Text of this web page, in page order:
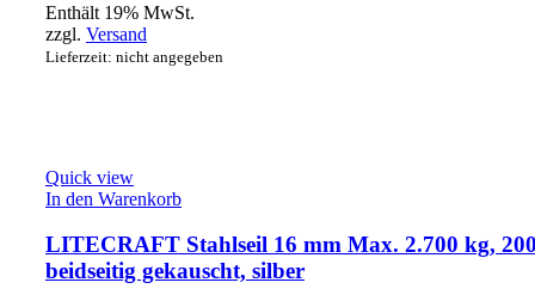
Enthält 19% MwSt.
zzgl. Versand
Lieferzeit: nicht angegeben
Quick view
In den Warenkorb
LITECRAFT Stahlseil 16 mm Max. 2.700 kg,
beidseitig gekauscht, silber